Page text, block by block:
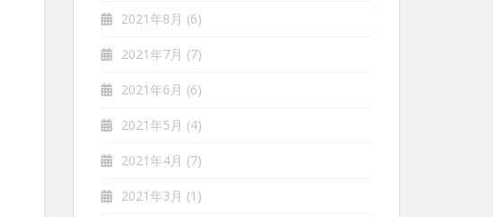
2021年8月 (6)
2021年7月 (7)
2021年6月 (6)
2021年5月 (4)
2021年4月 (7)
2021年3月 (1)